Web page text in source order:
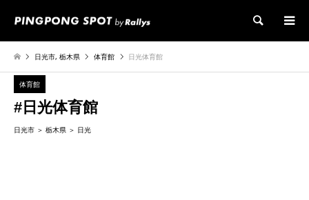
検索
日光市,栃木県 体育館 日光体育館
体育館
#日光体育館
日光市 栃木県 日光